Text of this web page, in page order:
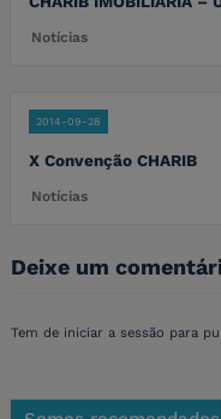
Notícias
2014-09-28
X Convenção CHARIB
Notícias
Deixe um
Tem de iniciar a sessão para